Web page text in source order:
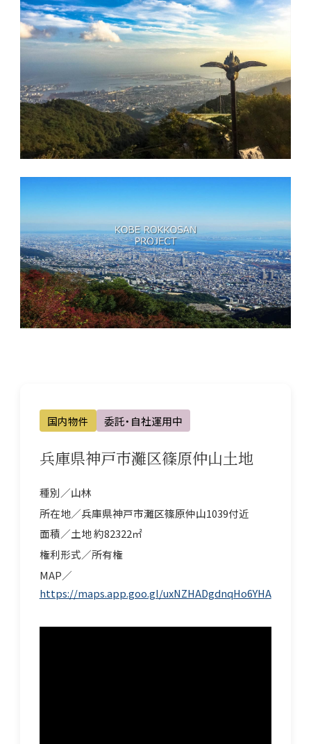
保有・
管理物
件
国内
所有
不動
産
国内物件 委託・自社運用中
兵庫県神戸市灘区篠原仲山土地
種別／山林
所在地／兵庫県神戸市灘区篠原仲山1039付近
面積／土地 約82322㎡
権利形式／所有権
MAP／
https://maps.app.goo.gl/uxNZHADgdnqHo6YHA